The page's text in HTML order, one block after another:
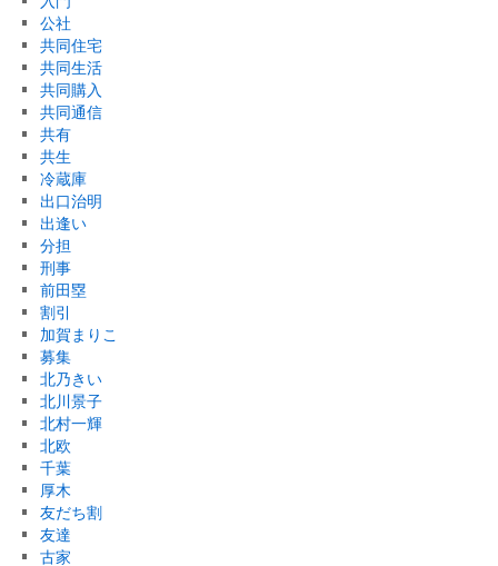
公社
共同住宅
共同生活
共同購入
共同通信
共有
共生
冷蔵庫
出口治明
出逢い
分担
刑事
前田塁
割引
加賀まりこ
募集
北乃きい
北川景子
北村一輝
北欧
千葉
厚木
友だち割
友達
古家